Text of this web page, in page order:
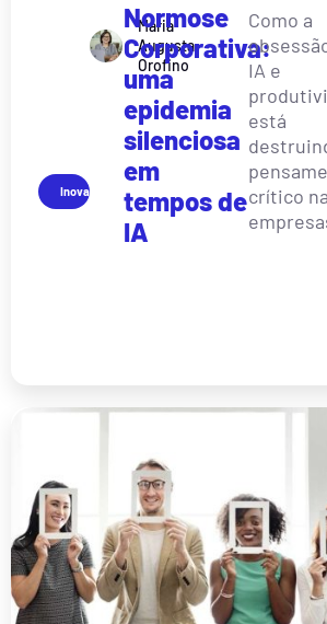
Inovação
Maria
Augusta
Orofino
Normose
Corporativa:
uma
epidemia
silenciosa
em
tempos de
IA
Como a
IA e
está
crítico